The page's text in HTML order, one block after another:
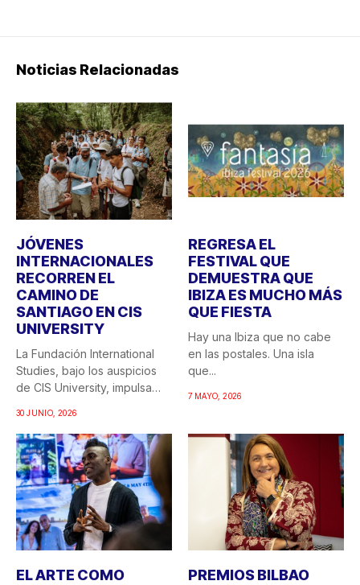
Noticias Relacionadas
JÓVENES
INTERNACIONALES
RECORREN EL
CAMINO DE
SANTIAGO EN CIS
UNIVERSITY
La Fundación International
Studies, bajo los auspicios
de CIS University, impulsa
30 JUNIO, 2026
REGRESA EL
FESTIVAL QUE
DEMUESTRA QUE
IBIZA ES MUCHO MÁS
QUE FIESTA
Hay una Ibiza que no cabe
en las postales. Una isla
que...
7 MAYO, 2026
EL ARTE COMO
PREMIOS BILBAO